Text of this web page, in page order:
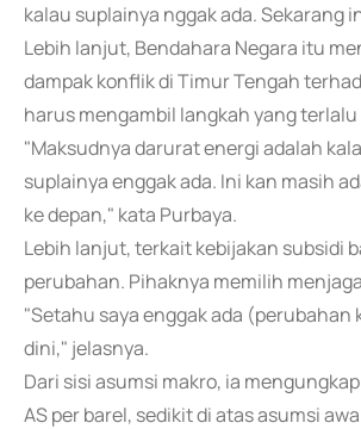
kalau suplainya nggak ada. Sekarang
Lebih lanjut, Bendahara Negara itu
dampak konflik di Timur Tengah
harus mengambil langkah yang terlalu
"Maksudnya darurat energi adalah
suplainya enggak ada. Ini kan masih
ke depan," kata Purbaya.
Lebih lanjut, terkait kebijakan subsidi
perubahan. Pihaknya memilih
"Setahu saya enggak ada
dini," jelasnya.
Dari sisi asumsi makro, ia
AS per barel, sedikit di atas asumsi